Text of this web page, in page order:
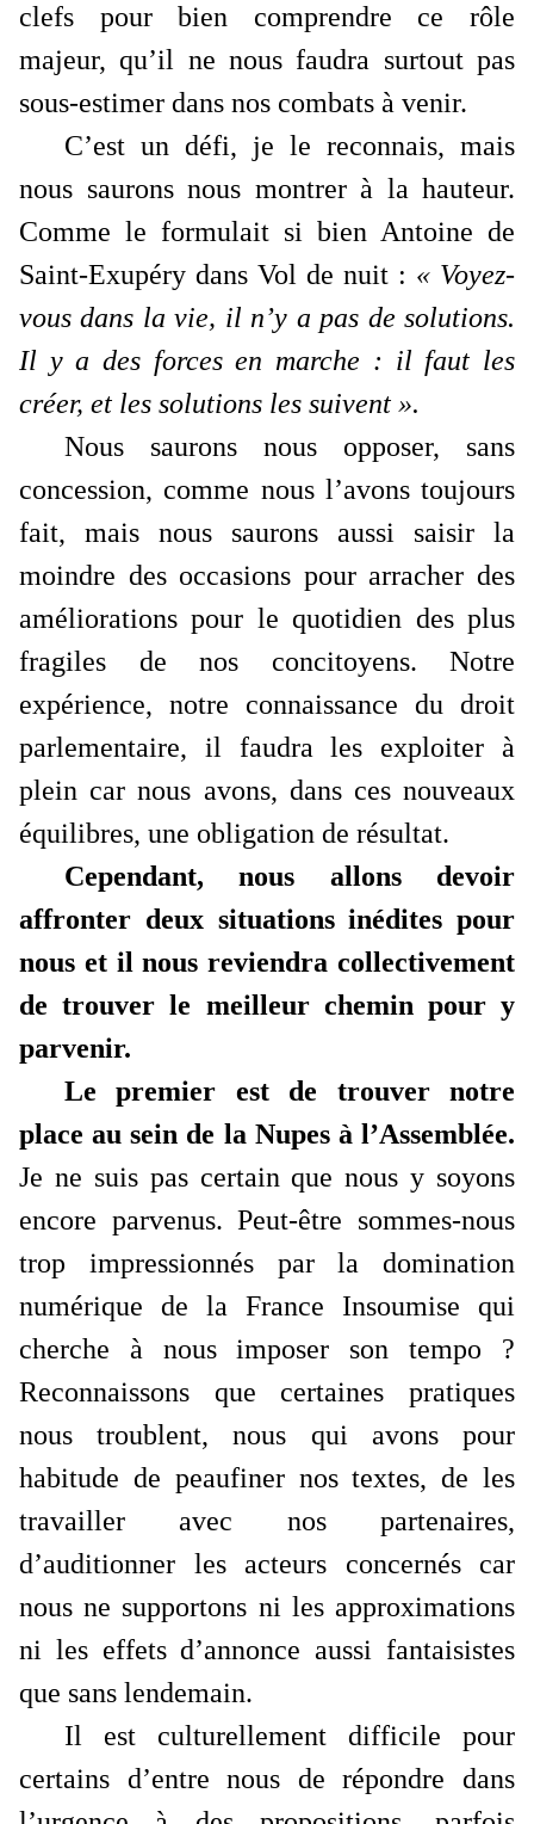
clefs pour bien comprendre ce rôle
majeur, qu’il ne nous faudra surtout pas
sous-estimer dans nos combats à venir.
C’est un défi, je le reconnais, mais
nous saurons nous montrer à la hauteur.
Comme le formulait si bien Antoine de
Saint-Exupéry dans Vol de nuit : « Voyez-
vous dans la vie, il n’y a pas de solutions.
Il y a des forces en marche : il faut les
créer, et les solutions les suivent ».
Nous saurons nous opposer, sans
concession, comme nous l’avons toujours
fait, mais nous saurons aussi saisir la
moindre des occasions pour arracher des
améliorations pour le quotidien des plus
fragiles de nos concitoyens. Notre
expérience, notre connaissance du droit
parlementaire, il faudra les exploiter à
plein car nous avons, dans ces nouveaux
équilibres, une obligation de résultat.
Cependant, nous allons devoir
affronter deux situations inédites pour
nous et il nous reviendra collectivement
de trouver le meilleur chemin pour y
parvenir.
Le premier est de trouver notre
place au sein de la Nupes à l’Assemblée.
Je ne suis pas certain que nous y soyons
encore parvenus. Peut-être sommes-nous
trop impressionnés par la domination
numérique de la France Insoumise qui
cherche à nous imposer son tempo ?
Reconnaissons que certaines pratiques
nous troublent, nous qui avons pour
habitude de peaufiner nos textes, de les
travailler avec nos partenaires,
d’auditionner les acteurs concernés car
nous ne supportons ni les approximations
ni les effets d’annonce aussi fantaisistes
que sans lendemain.
Il est culturellement difficile pour
certains d’entre nous de répondre dans